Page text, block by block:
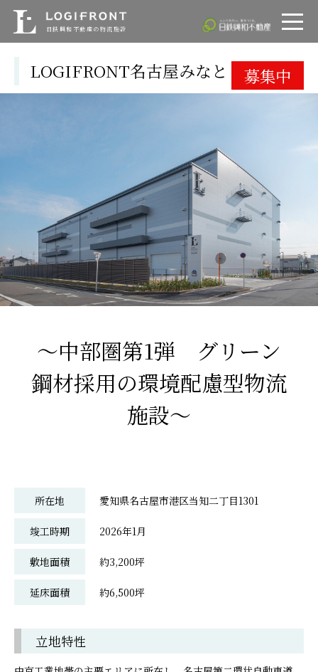
日鉄興和不動産
ロジフロント
日鉄興和不動産の物流施設
LOGIFRONT名古屋みなと 募集中
～中部圏第1弾 グリーン
鋼材採用の環境配慮型物流
施設～
所在地 愛知県名古屋市港区当知二丁目1301
竣工時期 2026年1月
敷地面積 約3,200坪
延床面積 約6,500坪
立地特性